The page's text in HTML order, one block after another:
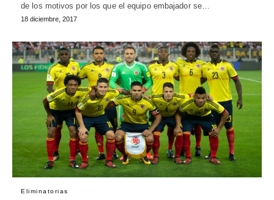
de los motivos por los que el equipo embajador se…
18 diciembre, 2017
Eliminatorias